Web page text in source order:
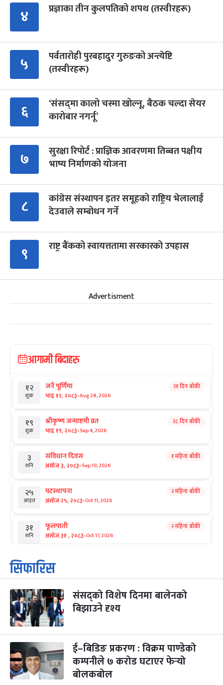
४ प्रज्ञाका तीन कुलपतिको शपथ (तस्वीरहरू)
५
पर्वतारोही पुरबहादुर गुरुङको अन्त्येष्टि
(तस्वीरहरू)
६
‘संसद्‍मा कालो चस्मा खोल्नू, बैठक चल्दा सेयर
कारोबार नगर्नू’
७
सुरक्षा रिपोर्ट : प्राज्ञिक आवरणमा तिब्बत पक्षीय
भाष्य निर्माणको योजना
८
कांग्रेस संस्थापन इतर समूहको राष्ट्रिय भेलालाई
देउवाले सम्बोधन गर्ने
९ राष्ट्र बैंकको स्वायत्ततामा सरकारको उपहास
Advertisment
आगामी बिदाहरु
१२
शुक्र
जनै पूर्णिमा
भाद्र १२, २०८३-Aug 28, 2026
२१ दिन बाँकी
१९
शुक्र
श्रीकृष्ण जन्माष्टमी व्रत
भाद्र १९, २०८३-Sep 4, 2026
२८ दिन बाँकी
३
शनि
संविधान दिवस
असोज ३, २०८३-Sep 19, 2026
१ महिना बाँकी
२५
आइत
घटस्थापना
असोज २५, २०८३-Oct 11, 2026
२ महिना बाँकी
३१
शनि
फूलपाती
असोज ३१ , २०८३-Oct 17, 2026
२ महिना बाँकी
१
आइत
कार्तिक सङ्क्रान्ति
कार्तिक १, २०८३
३
मंगल
महानवमी
कार्तिक ३, २०८३-Oct 20, 2026
२ महिना बाँकी
४
बुध कार्तिक ४, २०८३ -Oct 21, 2026
५
बिहि
पापा‌ङ्कुशा एकादशी व्रत
कार्तिक ५, २०८३-Oct 22, 2026
२ महिना बाँकी
सिफारिस
संसद्को विशेष दिनमा बालेनको
बिझाउने दृश्य
ई–बिडिङ प्रकरण : विक्रम पाण्डेको
कम्पनीले ७ करोड घटाएर फेर्‍यो
बोलकबोल